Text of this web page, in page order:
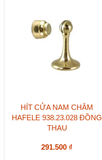
HÍT CỬA NAM CHÂM
HAFELE 938.23.028 ĐỒNG
THAU
291.500 ₫